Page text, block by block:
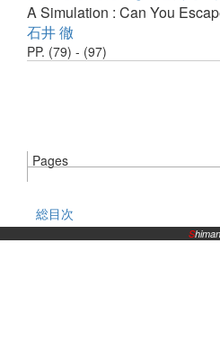
A Simulation : Can You
石井 徹
PP. (79) - (97)
Pages
総目次
S